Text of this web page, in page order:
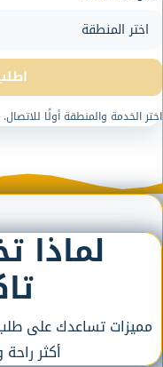
اختر الخدمة والمنطقة أولًا للاتصال.
لماذا
مميزات تساعدك على
أكثر